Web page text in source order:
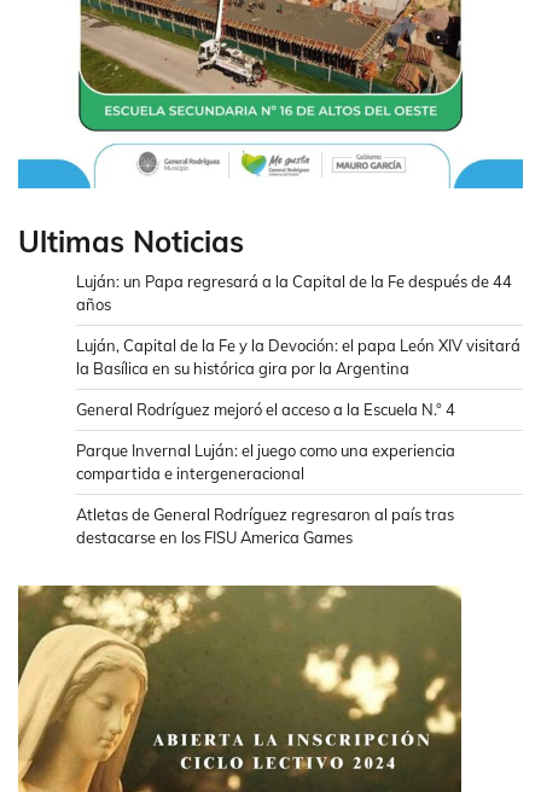
Ultimas Noticias
Luján: un Papa regresará a la Capital de la Fe después de 44
años
Luján, Capital de la Fe y la Devoción: el papa León XIV visitará
la Basílica en su histórica gira por la Argentina
General Rodríguez mejoró el acceso a la Escuela N.° 4
Parque Invernal Luján: el juego como una experiencia
compartida e intergeneracional
Atletas de General Rodríguez regresaron al país tras
destacarse en los FISU America Games